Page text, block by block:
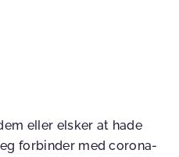
eller elsker at hade
forbinder med corona-